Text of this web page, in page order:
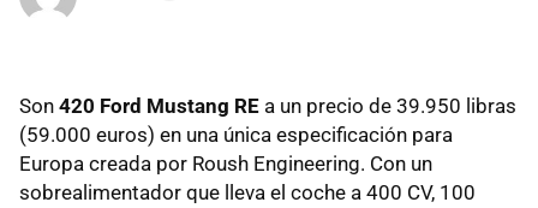
Son 420 Ford Mustang RE a un precio de 39.950 libras
(59.000 euros) en una única especificación para
Europa creada por Roush Engineering. Con un
sobrealimentador que lleva el coche a 400 CV, 100